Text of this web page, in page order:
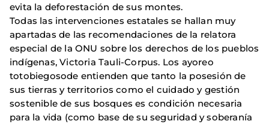
evita la deforestación de sus montes.
Todas las intervenciones estatales se hallan muy
apartadas de las recomendaciones de la relatora
especial de la ONU sobre los derechos de los pueblos
indígenas, Victoria Tauli-Corpus. Los ayoreo
totobiegosode entienden que tanto la posesión de
sus tierras y territorios como el cuidado y gestión
sostenible de sus bosques es condición necesaria
para la vida (como base de su seguridad y soberanía